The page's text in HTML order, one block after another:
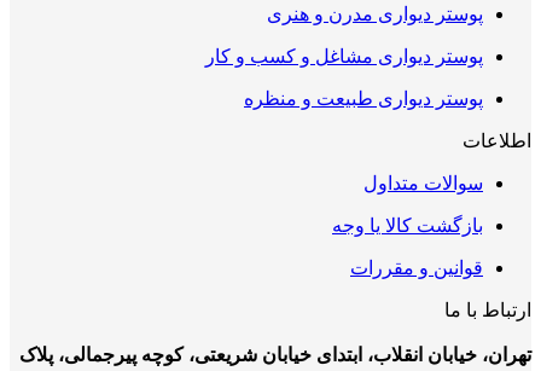
پوستر دیواری مدرن و هنری
پوستر دیواری مشاغل و کسب و کار
پوستر دیواری طبیعت و منظره
اطلاعات
سوالات متداول
بازگشت کالا یا وجه
قوانین و مقررات
ارتباط با ما
تهران، خیابان انقلاب، ابتدای خیابان شریعتی، کوچه پیرجمالی، پلاک